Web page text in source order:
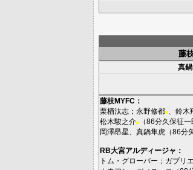
藤
真
藤枝MYFC ：
栗栖汰志 ； 永野修都■ 鈴木
松木駿之介■ （86分久保征一
岡澤昂星
真鍋隼虎 （86分
RB大宮アルディージャ ：
トム・グローバー ； ガブリ